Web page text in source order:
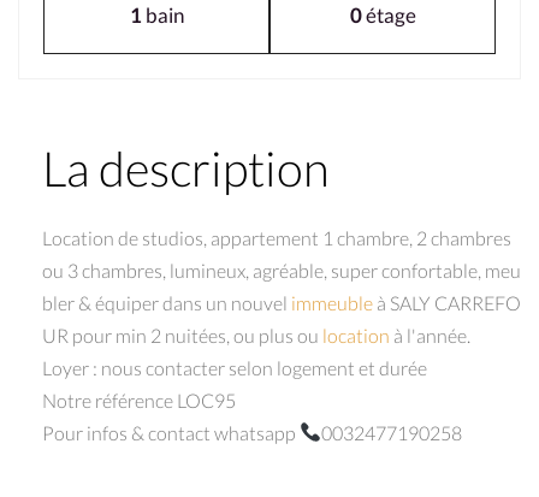
1 bain 0étage
La description
Location de studios, appartement 1 chambre, 2 chambres
ou 3 chambres, lumineux, agréable, super confortable, meu
bler & équiper dans un nouvel immeuble à SALY CARREFO
UR pour min 2 nuitées, ou plus ou location à l'année.
Loyer : nous contacter selon logement et durée
Notre référence LOC95
Pour infos & contact whatsapp
0032477190258